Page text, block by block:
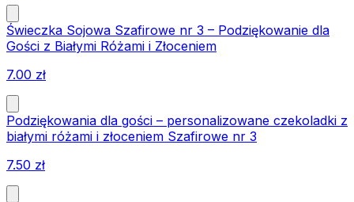
Świeczka Sojowa Szafirowe nr 3 – Podziękowanie dla
Gości z Białymi Różami i Złoceniem
7.00 zł
Podziękowania dla gości – personalizowane czekoladki z
białymi różami i złoceniem Szafirowe nr 3
7.50 zł